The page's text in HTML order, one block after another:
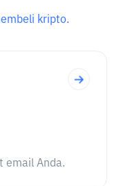
kripto.
email Anda.